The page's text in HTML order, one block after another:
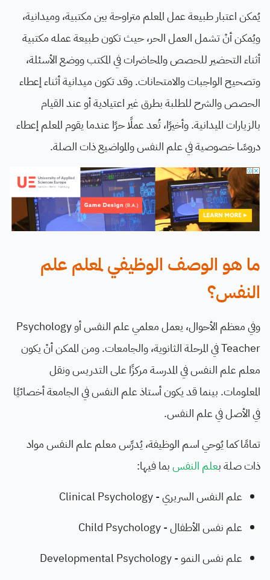
يُمكن اعتبار طبيعة عمل المعلم متراوحة بين مكتبية، وميدانية،
ويُمكن أنْ تشمل العمل الحر، حيث تكون طبيعة عمله مكتبية
أثناء التحضير للحصص والمحاضرات في المكتب ووضع الأسئلة،
وتصحيح الواجبات والامتحانات. وقد تكون ميدانية أثناء إعطاء
الحصص والشرح للطلبة بطرق غير اعتيادية أو عند القيام
بالزيارات الميدانية. وأخيرًا، تُعد عملًا حرًا عندما يقوم المعلم إعطاء
دروسًا خصوصية في علم النفس والمواضيع ذات الصلة.
ما هو الوصف الوظيفي لمعلم علم
النفس؟
وفي معظم الأحوال، يعمل معلمي علم النفس أو Psychology
Teacher في المرحلة الثانوية، والجامعات. ومن الممكن أنْ يكون
معلم علم النفس في المدرسة مركزًا على التدريس ونقل
المعلومات. بينما قد يكون أستاذ علم النفس في الجامعة أخصائيًا
في الأصل في علم النفس.
تمامًا كما يُوحي اسم الوظيفة، يُدرِّس معلم علم النفس مواد
ذات صلة بعلم النفسبما فيها:
علم النفس السريري - Clinical Psychology
علم نفس الأطفال - Child Psychology
علم نفس النمو - Developmental Psychology